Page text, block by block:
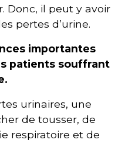
Donc, il peut y avoir
pertes d’urine.
importantes
patients souffrant
urinaires, une
de tousser, de
respiratoire et de